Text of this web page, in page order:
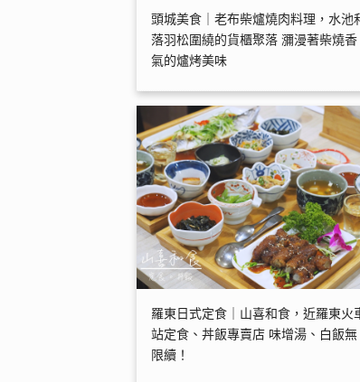
頭城美食｜老布柴爐燒肉料理，水池
落羽松圍繞的貨櫃聚落 瀰漫著柴燒香
氣的爐烤美味
羅東日式定食｜山喜和食，近羅東火
站定食、丼飯專賣店 味增湯、白飯無
限續！